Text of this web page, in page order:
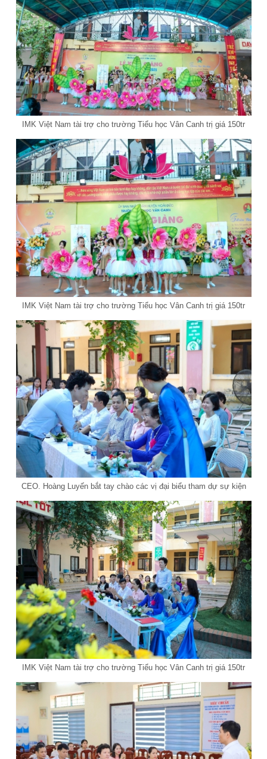
IMK Việt Nam tài trợ cho trường Tiểu học Vân Canh trị giá 150tr
IMK Việt Nam tài trợ cho trường Tiểu học Vân Canh trị giá 150tr
CEO. Hoàng Luyến bắt tay chào các vị đại biểu tham dự sự kiện
IMK Việt Nam tài trợ cho trường Tiểu học Vân Canh trị giá 150tr